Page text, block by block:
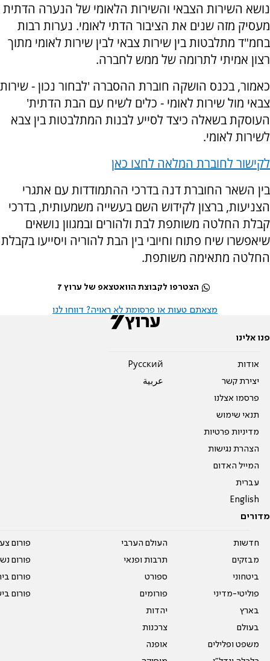
נושא השירות הצבאי והשירות הלאומי של הנערה הדתית
מעסיק מזה שנים את הציבור הדתי לאומי. נערות רבות
בחמ"ד מתלבטות בין שירות צבאי לבין שירות לאומי מתוך
רצון אמיתי לתרומה של ממש לחברה.
כאמור, בכנס הושקה חוברת ההסברה 'לבחור נכון - שירות
צבאי מול שירות לאומי - כלים לשיח עם הבת הדתית'
העוסקת בשאלה כיצד לסייע לבנות המתלבטות בין צבא
לשירות לאומי.
לקישור לחוברת המלאה לחצו כאן
בין השאר החוברת דנה בדרכי ההתמודדות עם אתגרי
הצניעות, ברצון לקידוש השם בעשייה משמעותית, בדרכי
קבלת החלטה משותפת לבת ולהורים ובמגוון נושאים
שיאפשרו שיח פתוח וחיובי בין הבת להוריה ויסייעו בקבלת
החלטה מתאימה משותפת.
הצטרפו לקבוצת הוואטצאפ של ערוץ 7
מצאתם טעות או פרסומת לא ראויה? דווחו לנו
פנו אלינו
אודות
יצירת קשר
פרסמו אצלנו
תנאי שימוש
מדיניות פרטיות
הצהרת נגישות
המייל האדום
עברית
English
Pусский
عربية
מדורים
חדשות
מבזקים
ביטחוני
פוליטי-מדיני
בארץ
בעולם
משפט ופלילים
העולם הערבי
תרבות ופנאי
ספורט
פורומים
יהדות
צרכנות
אופנה
פורום
פורום
פורום
פורום